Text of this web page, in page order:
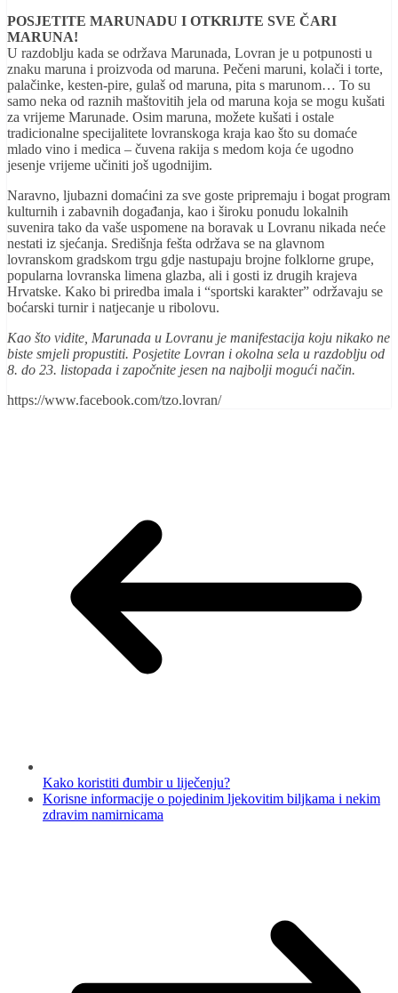
POSJETITE MARUNADU I OTKRIJTE SVE ČARI
MARUNA!
U razdoblju kada se održava Marunada, Lovran je u potpunosti u
znaku maruna i proizvoda od maruna. Pečeni maruni, kolači i torte,
palačinke, kesten-pire, gulaš od maruna, pita s marunom… To su
samo neka od raznih maštovitih jela od maruna koja se mogu kušati
za vrijeme Marunade. Osim maruna, možete kušati i ostale
tradicionalne specijalitete lovranskoga kraja kao što su domaće
mlado vino i medica – čuvena rakija s medom koja će ugodno
jesenje vrijeme učiniti još ugodnijim.
Naravno, ljubazni domaćini za sve goste pripremaju i bogat program
kulturnih i zabavnih događanja, kao i široku ponudu lokalnih
suvenira tako da vaše uspomene na boravak u Lovranu nikada neće
nestati iz sjećanja. Središnja fešta održava se na glavnom
lovranskom gradskom trgu gdje nastupaju brojne folklorne grupe,
popularna lovranska limena glazba, ali i gosti iz drugih krajeva
Hrvatske. Kako bi priredba imala i “sportski karakter” održavaju se
boćarski turnir i natjecanje u ribolovu.
Kao što vidite, Marunada u Lovranu je manifestacija koju nikako ne
biste smjeli propustiti. Posjetite Lovran i okolna sela u razdoblju od
8. do 23. listopada i započnite jesen na najbolji mogući način.
https://www.facebook.com/tzo.lovran/
Kako koristiti đumbir u liječenju?
Korisne informacije o pojedinim ljekovitim biljkama i nekim
zdravim namirnicama